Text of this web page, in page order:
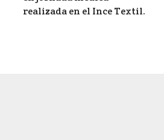
realizada en el Ince Textil.